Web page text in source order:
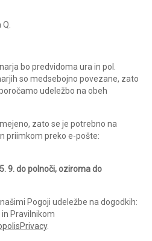
bo predvidoma ura in pol.
so medsebojno povezane, zato
udeležbo na obeh
zato se je potrebno na
priimkom preko e-pošte:
9. do polnoči, oziroma do
Pogoji udeležbe na dogodkih:
in Pravilnikom
.